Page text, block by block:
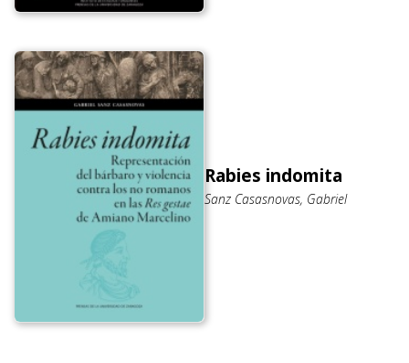
Rabies indomita
Sanz Casasnovas, Gabriel